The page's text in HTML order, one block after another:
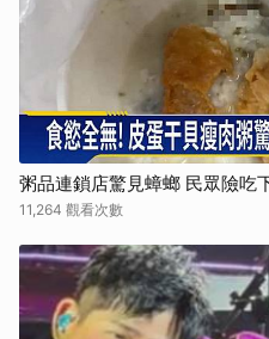
粥品連鎖店驚見蟑螂 民眾險吃
11,264 觀看次數